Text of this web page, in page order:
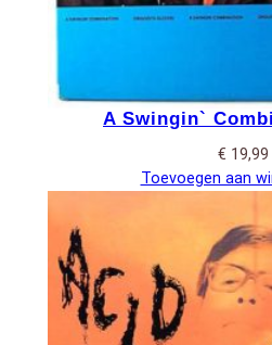
A Swingin`
€ 19,99
Toevoegen aan